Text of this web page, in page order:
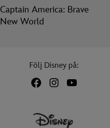
Captain America: Brave
New World
Följ Disney på: